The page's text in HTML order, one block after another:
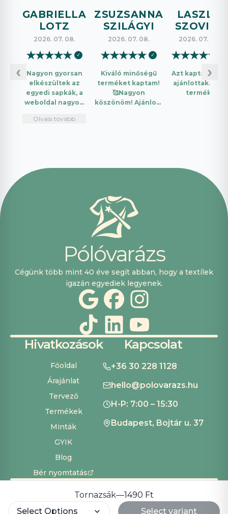
Tornazsák—1490 Ft
Select Options
Select variant
‹
GABRIELLA
LOTZ
2026. 07. 08.
★★★★★ ✓
Nagyon gyorsan
elkészültek az
egyedi sapkák, a
weboldal nagyon
használni.
fogok innen
Olvass tovább
ZSUZSANNA
SZILÁGYI
2026. 07. 08.
★★★★★ ✓
Kiváló minőségű
terméket kaptam!
🥰Nagyon
köszönöm! Ajánlom
LASZLO
SZOVICS
2026. 07. 08.
★★★★★
Azt kaptam amit
ajánlottak. Jó a
termék.
›
Pólóvarázs
Cégünk több mint 40 éve segít abban, hogy a textílek
igazán egyediek legyenek.
Hivatkozások
Főoldal
Árajánlat
Tervező
Termékek
Minták
GYIK
Blog
Bér nyomtatás
Kapcsolat
+36 30 228 1128
hello@polovarazs.hu
H-P: 7:00 – 15:30
Budapest, Bojtár u. 37
Copyright ©2026 Pólóvarázs
Development by
Cardinal Dev Solutions